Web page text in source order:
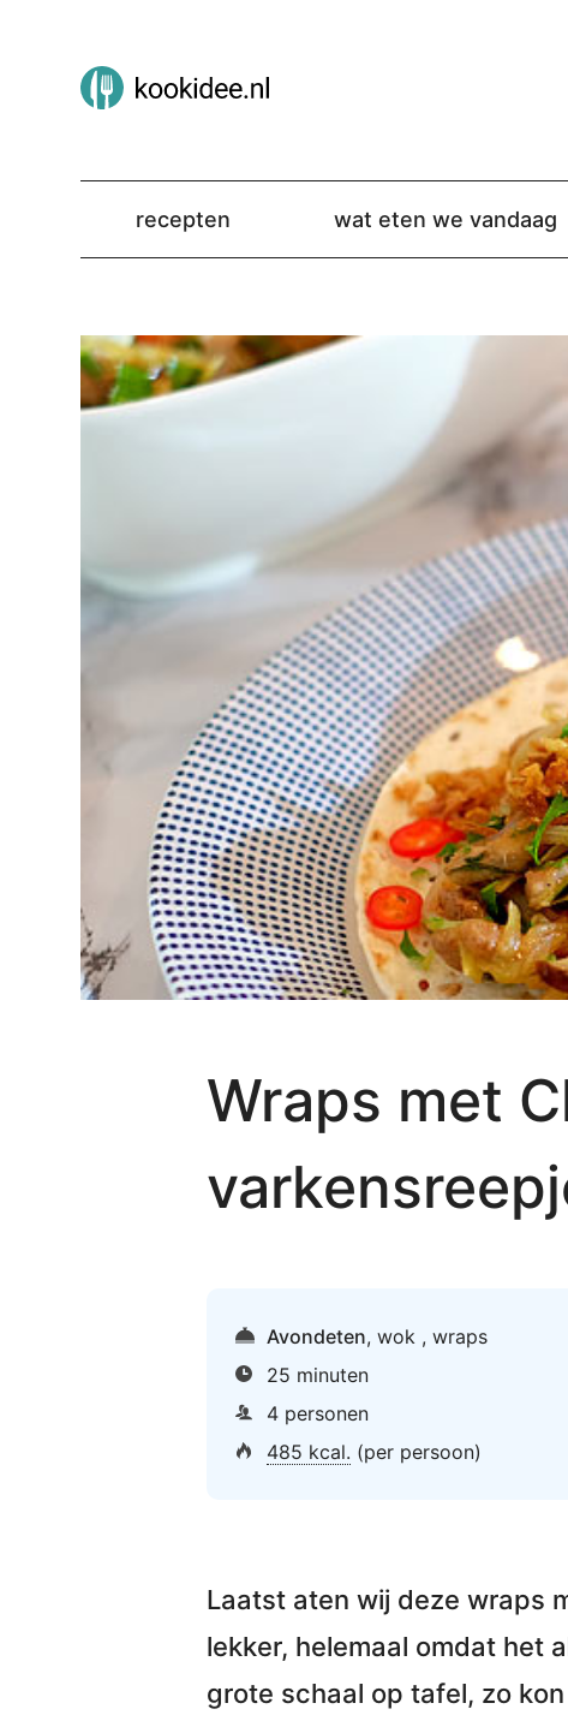
recepten wat eten we vandaag
Wraps met
Avondeten, wok , wraps
25 minuten
4 personen
485 kcal. (per persoon)
Laatst aten wij deze wraps
lekker, helemaal omdat het
grote schaal op tafel, zo